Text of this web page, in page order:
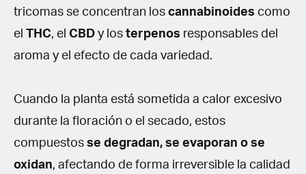
tricomas se concentran los cannabinoides como
el THC, el CBD y los terpenos responsables del
aroma y el efecto de cada variedad.
Cuando la planta está sometida a calor excesivo
durante la floración o el secado, estos
compuestos se degradan, se evaporan o se
oxidan, afectando de forma irreversible la calidad